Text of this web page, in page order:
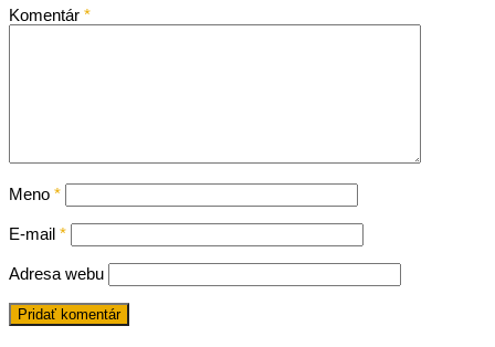
Komentár *
Meno *
E-mail *
Adresa webu